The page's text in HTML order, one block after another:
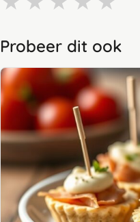
Probeer dit ook